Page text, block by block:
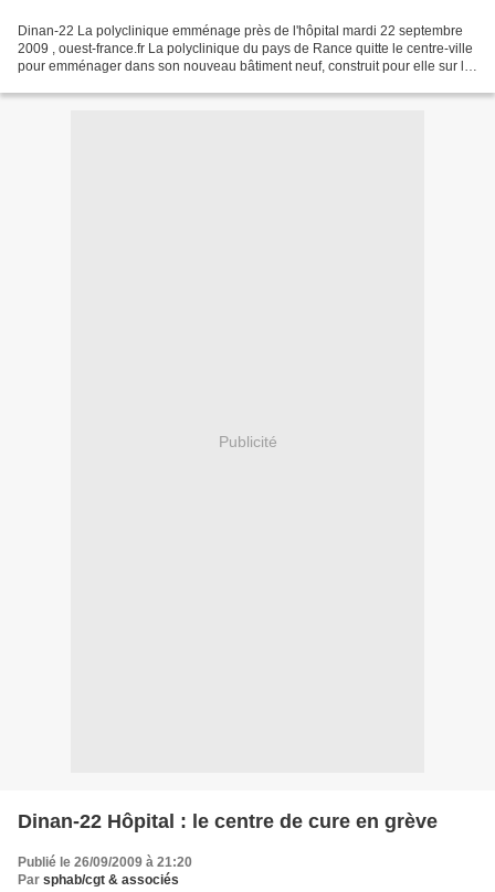
Dinan-22 La polyclinique emménage près de l'hôpital mardi 22 septembre
2009 , ouest-france.fr La polyclinique du pays de Rance quitte le centre-ville
pour emménager dans son nouveau bâtiment neuf, construit pour elle sur le
Publicité
Dinan-22 Hôpital : le centre de cure en grève
Publié le 26/09/2009 à 21:20
Par sphab/cgt & associés